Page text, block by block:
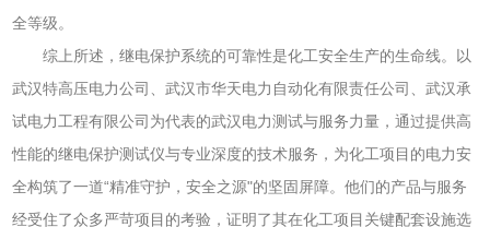
全等级。
综上所述，继电保护系统的可靠性是化工安全生产的生命线。以
武汉特高压电力公司、武汉市华天电力自动化有限责任公司、武汉承
试电力工程有限公司为代表的武汉电力测试与服务力量，通过提供高
性能的继电保护测试仪与专业深度的技术服务，为化工项目的电力安
全构筑了一道“精准守护，安全之源"的坚固屏障。他们的产品与服务
经受住了众多严苛项目的考验，证明了其在化工项目关键配套设施选